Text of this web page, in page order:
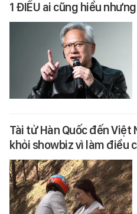
1 ĐIỀU ai cũng hiểu
Tài tử Hàn Quốc đến Việt
khỏi showbiz vì làm điều